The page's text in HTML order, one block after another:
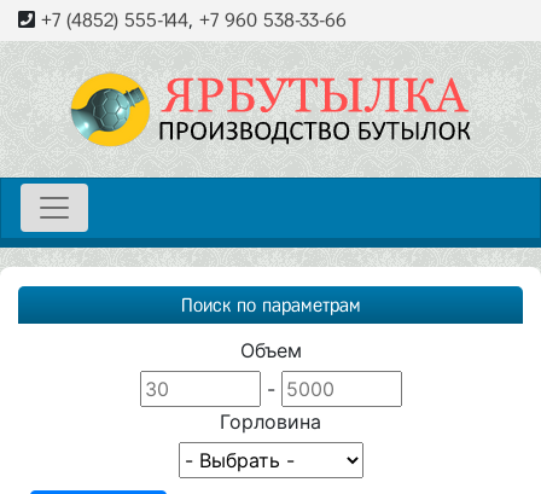
+7 (4852) 555-144, +7 960 538-33-66
Поиск по параметрам
Объем
-
Горловина